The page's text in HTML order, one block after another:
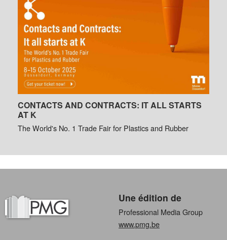
CONTACTS AND CONTRACTS: IT ALL STARTS
AT K
The World's No. 1 Trade Fair for Plastics and Rubber
Une édition de
Professional Media Group
www.pmg.be